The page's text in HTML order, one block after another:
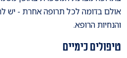
אולם בדומה לכל תרופה אחרת - יש
והנחיות הרופא.
טיפולים כימיים